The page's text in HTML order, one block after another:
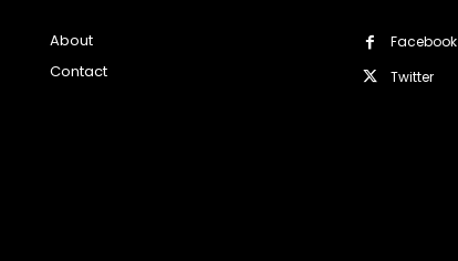
About
Contact
Facebook
Twitter